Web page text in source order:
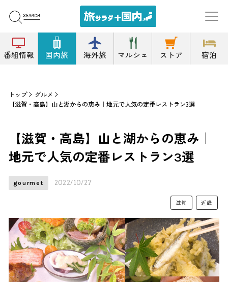
番組情報 国内旅 海外旅 マルシェ ストア 宿泊
トップ
グルメ
【滋賀・高島】山と湖からの恵み｜地元で人気の定番レストラン3選
【滋賀・高島】山と湖からの恵み｜
地元で人気の定番レストラン3選
gourmet 2022/10/27
滋賀 近畿